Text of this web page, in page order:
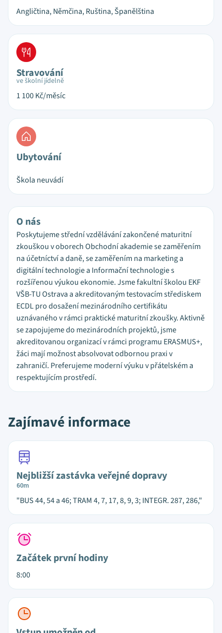
Angličtina, Němčina, Ruština, Španělština
Stravování
ve školní jídelně
1 100Kč/měsíc
Ubytování
Škola neuvádí
O nás
Poskytujeme střední vzdělávání zakončené maturitní
zkouškou v oborech Obchodní akademie se zaměřením
na účetníctví a daně, se zaměřením na marketing a
digitální technologie a Informační technologie s
rozšířenou výukou ekonomie. Jsme fakultní školou EKF
VŠB-TU Ostrava a akreditovaným testovacím střediskem
ECDL pro dosažení mezinárodního certifikátu
uznávaného v rámci praktické maturitní zkoušky. Aktivně
se zapojujeme do mezinárodních projektů, jsme
akreditovanou organizací v rámci programu ERASMUS+,
žáci mají možnost absolvovat odbornou praxi v
zahraničí. Preferujeme moderní výuku v přátelském a
respektujícím prostředí.
Zajímavé informace
Nejbližší zastávka veřejné dopravy
60m
"BUS 44, 54 a 46; TRAM 4, 7, 17, 8, 9, 3; INTEGR. 287, 286,"
Začátek první hodiny
8:00